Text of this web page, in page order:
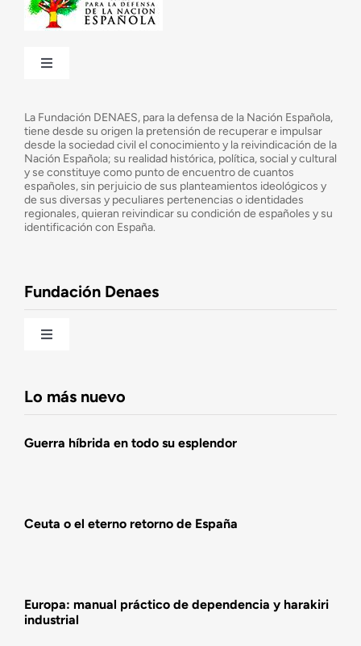
Toggle
¿Cuáles son nuestros objetivos?
Consejo Asesor
La Fundación DENAES, para la defensa de la Nación Española,
tiene desde su origen la pretensión de recuperar e impulsar
desde la sociedad civil el conocimiento y la reivindicación de la
Nación Española; su realidad histórica, política, social y cultural
y se constituye como punto de encuentro de cuantos
españoles, sin perjuicio de sus planteamientos ideológicos y
de sus diversas y peculiares pertenencias o identidades
regionales, quieran reivindicar su condición de españoles y su
identificación con España.
Fundación Denaes
Toggle
Lo más nuevo
Guerra híbrida en todo su esplendor
Ceuta o el eterno retorno de España
Europa: manual práctico de dependencia y harakiri
industrial